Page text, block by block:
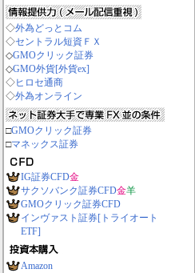
◇外為どっとコム
◇セントラル短資ＦＸ
◇GMOクリック証券
◇GMO外貨[外貨ex]
◇ヒロセ通商
◇外為オンライン
□GMOクリック証券
□マネックス証券
IG証券CFD金
サクソバンク証券CFD金羊
GMOクリック証券CFD
インヴァスト証券[トライオート
ETF]
Amazon